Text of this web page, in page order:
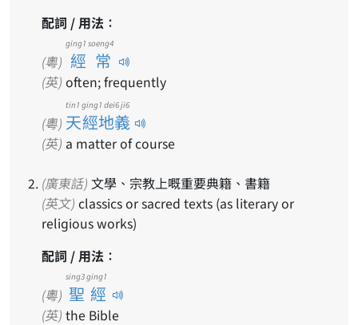
配詞 / 用法：
(粵) 經常
ging1 soeng4
(英) often; frequently
(粵) 天經地義
tin1 ging1 dei6 ji6
(英) a matter of course
(廣東話) 文學、宗教上嘅重要典籍、書籍
(英文)
religious works)
配詞 / 用法：
(粵) 聖經
sing3 ging1
(英) the Bible